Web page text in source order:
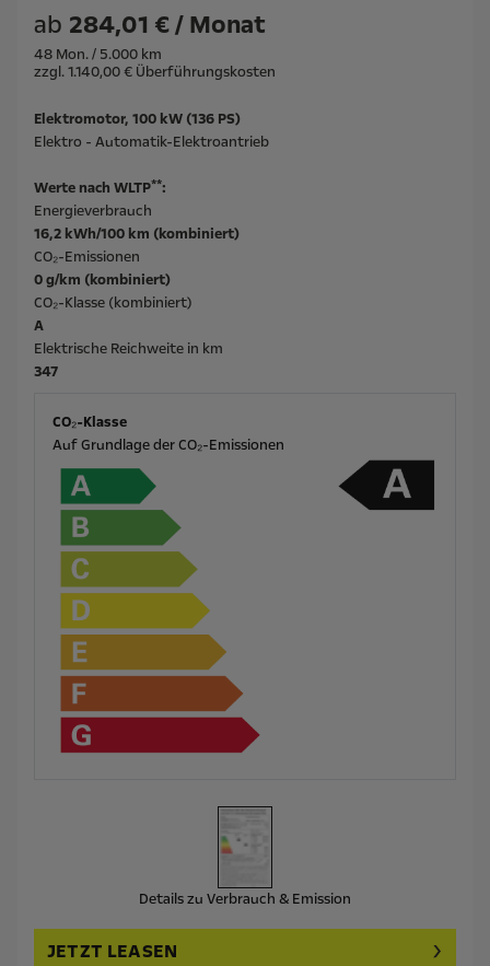
ab 284,01 € / Monat
48 Mon. / 5.000 km
zzgl. 1.140,00 € Überführungskosten
Elektromotor, 100 kW (136 PS)
Elektro - Automatik-Elektroantrieb
Werte nach WLTP**:
Energieverbrauch
16,2 kWh/100 km (kombiniert)
CO₂-Emissionen
0 g/km (kombiniert)
CO₂-Klasse (kombiniert)
A
Elektrische Reichweite in km
347
CO₂-Klasse
Auf Grundlage der CO₂-Emissionen
Details zu Verbrauch & Emission
JETZT LEASEN